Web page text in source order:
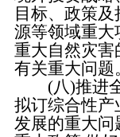
目标、政策
源等领域重大
重大自然灾害
有关重大问
(八)推进全
拟订综合性产
发展的重大问